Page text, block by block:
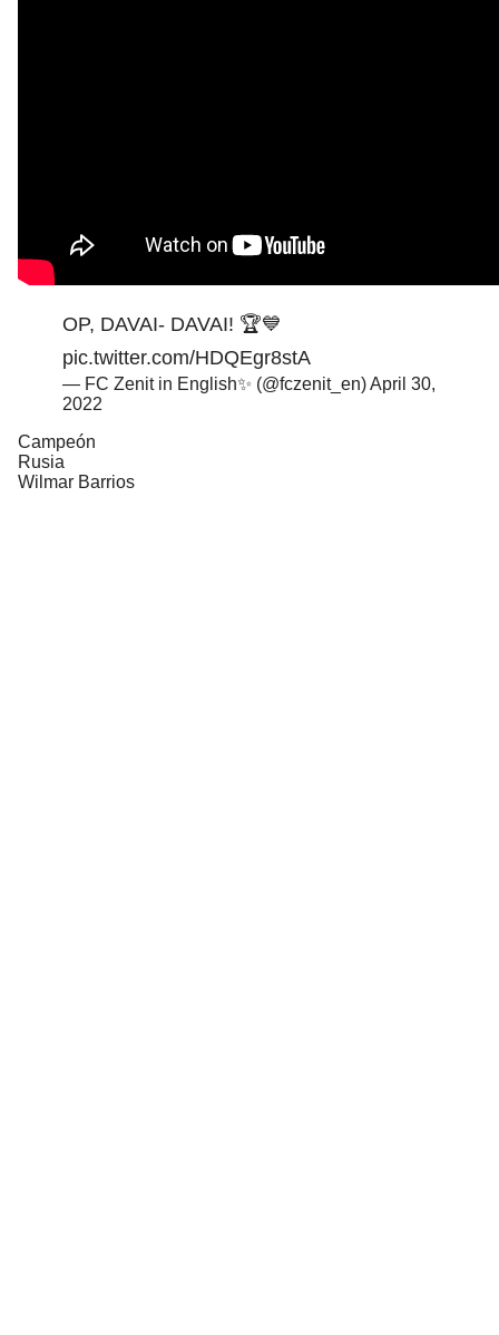
OP, DAVAI- DAVAI! 🏆💙
pic.twitter.com/HDQEgr8stA
— FC Zenit in English✨ (@fczenit_en)April 30,
2022
Campeón
Rusia
Wilmar Barrios